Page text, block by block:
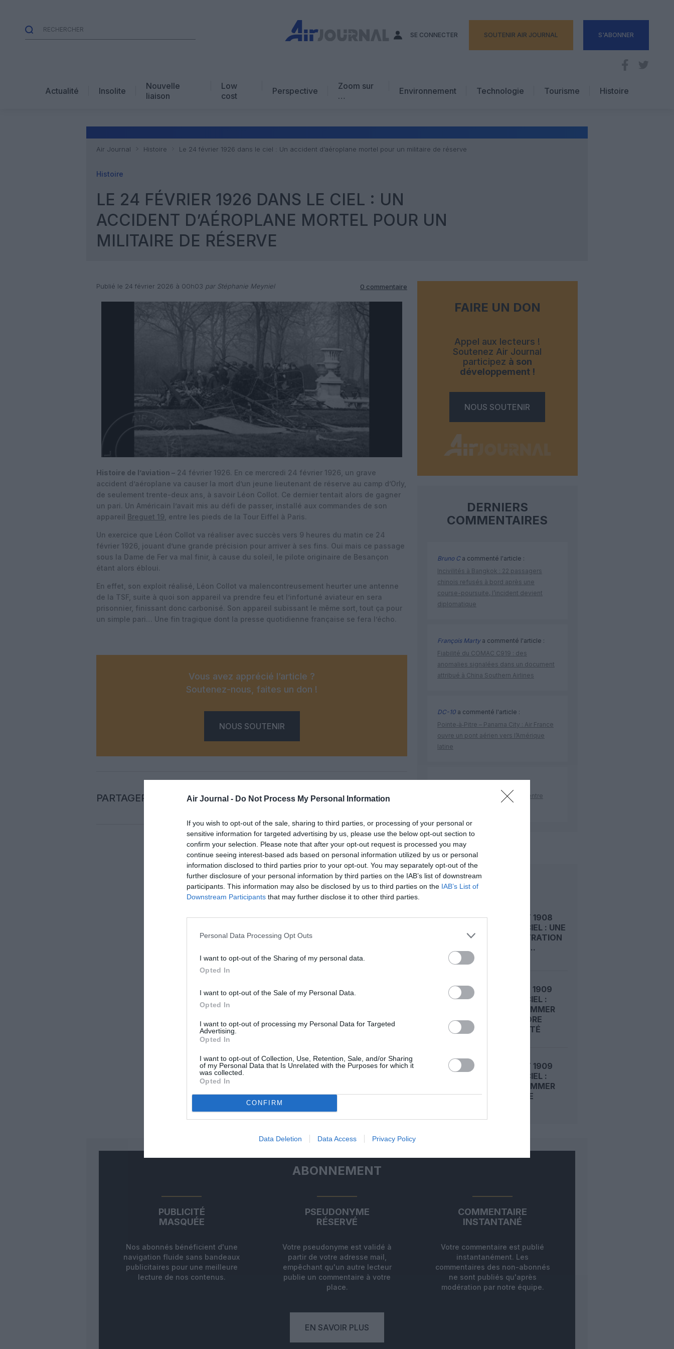
Air Journal - Do Not Process My Personal Information
If you wish to opt-out of the sale, sharing to third parties, or processing of your personal or
sensitive information for targeted advertising by us, please use the below opt-out section to
confirm your selection. Please note that after your opt-out request is processed you may
continue seeing interest-based ads based on personal information utilized by us or personal
information disclosed to third parties prior to your opt-out. You may separately opt-out of the
further disclosure of your personal information by third parties on the IAB’s list of downstream
participants. This information may also be disclosed by us to third parties on the IAB’s List of
Downstream Participants that may further disclose it to other third parties.
Personal Data Processing Opt Outs
I want to opt-out of the Sharing of my personal data.
Opted In
I want to opt-out of the Sale of my Personal Data.
Opted In
I want to opt-out of processing my Personal Data for Targeted
Advertising.
Opted In
I want to opt-out of Collection, Use, Retention, Sale, and/or Sharing
of my Personal Data that Is Unrelated with the Purposes for which it
was collected.
Opted In
CONFIRM
Data Deletion Data Access Privacy Policy
SE CONNECTER SOUTENIR AIR JOURNAL S'ABONNER
Actualité Insolite
Nouvelle
liaison
Low
cost
Perspective
Zoom sur
…
Avis d’expert
Environnement Technologie
Tourisme
Hôtellerie
Histoire
Air Journal Histoire Le 24 février 1926 dans le ciel : Un accident d’aéroplane mortel pour un militaire de réserve
Histoire
LE 24 FÉVRIER 1926 DANS LE CIEL : UN
ACCIDENT D’AÉROPLANE MORTEL POUR UN
MILITAIRE DE RÉSERVE
Publié le 24 février 2026 à 00h03 par Stéphanie Meyniel 0 commentaire
Histoire de l’aviation – 24 février 1926. En ce mercredi 24 février 1926, un grave
accident d’aéroplane va causer la mort d’un jeune lieutenant de réserve au camp d’Orly,
de seulement trente-deux ans, à savoir Léon Collot. Ce dernier tentait alors de gagner
un pari. Un Américain l’avait mis au défi de passer, installé aux commandes de son
appareil Breguet 19 , entre les pieds de la Tour Eiffel à Paris.
Un exercice que Léon Collot va réaliser avec succès vers 9 heures du matin ce 24
février 1926, jouant d’une grande précision pour arriver à ses fins. Oui mais ce passage
sous la Dame de Fer va mal finir, à cause du soleil, le pilote originaire de Besançon
étant alors ébloui.
En effet, son exploit réalisé, Léon Collot va malencontreusement heurter une antenne
de la TSF, suite à quoi son appareil va prendre feu et l’infortuné aviateur en sera
prisonnier, finissant donc carbonisé. Son appareil subissant le même sort, tout ça pour
un simple pari… Une fin tragique dont la presse quotidienne française se fera l’écho.
Vous avez apprécié l’article ?
Soutenez-nous, faites un don !
NOUS SOUTENIR
PARTAGER L'ARTICLE
FacebookTwitter PinterestLinkedInEmail
Aucun commentaire !
LAISSER UN COMMENTAIRE
FAIRE UN DON
Appel aux lecteurs !
Soutenez Air Journal
participez à son
développement !
NOUS SOUTENIR
DERNIERS
COMMENTAIRES
Bruno Ca commenté l'article :
Incivilités à Bangkok : 22 passagers
chinois refusés à bord après une
course-poursuite, l’incident devient
diplomatique
François Martya commenté l'article :
Fiabilité du COMAC C919 : des
anomalies signalées dans un document
attribué à China Southern Airlines
DC-10 a commenté l'article :
Pointe‑à‑Pitre – Panama City : Air France
ouvre un pont aérien vers l’Amérique
latine
Flynas ouvre une ligne directe entre
histoire de l'aviation
LIRE AUSSI
LE 8 AOÛT 1908
DANS LE CIEL : UNE
DÉMONSTRATION
PUBLIQUE...
LE 7 AOÛT 1909
DANS LE CIEL :
ROGER SOMMER
FAIT ENCORE
L’ACTUALITÉ
LE 6 AOÛT 1909
DANS LE CIEL :
ROGER SOMMER
PERMET LE
ABONNEMENT
PUBLICITÉ
MASQUÉE
Nos abonnés bénéficient d'une
navigation fluide sans bandeaux
publicitaires pour une meilleure
lecture de nos contenus.
PSEUDONYME
RÉSERVÉ
Votre pseudonyme est validé à
partir de votre adresse mail,
empêchant qu'un autre lecteur
publie un commentaire à votre
place.
COMMENTAIRE
INSTANTANÉ
Votre commentaire est publié
instantanément. Les
commentaires des non-abonnés
ne sont publiés qu'après
modération par notre équipe.
EN SAVOIR PLUS